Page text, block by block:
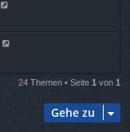
24 Themen • Seite 1 von 1
Gehe zu